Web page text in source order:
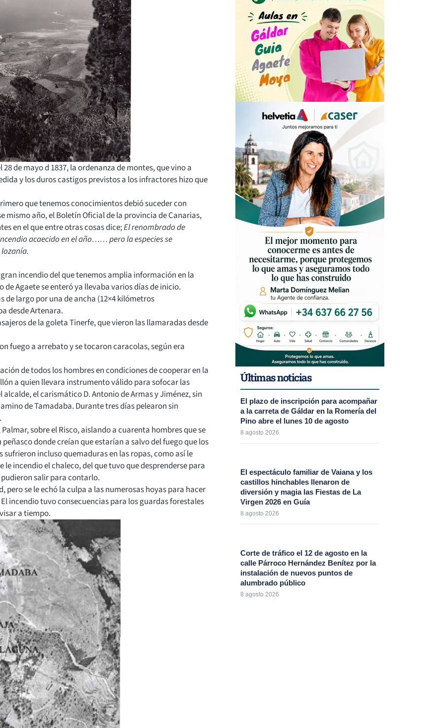
de mayo d 1837, la ordenanza de montes, que vino a
y los duros castigos previstos a los infractores hizo que
que tenemos conocimientos debió suceder con
mismo año, el Boletín Oficial de la provincia de Canarias,
en el que entre otras cosas dice;El renombrado de
acaecido en el año…… pero la especies se
incendio del que tenemos amplia información en la
Agaete se enteró ya llevaba varios días de inicio.
de largo por una de ancha (12×4 kilómetros
desde Artenara.
de la goleta Tinerfe, que vieron las llamaradas desde
fuego a arrebato y se tocaron caracolas, según era
de todos los hombres en condiciones de cooperar en la
a quien llevara instrumento válido para sofocar las
el carismático D. Antonio de Armas y Jiménez, sin
de Tamadaba. Durante tres días pelearon sin
sobre el Risco, aislando a cuarenta hombres que se
donde creían que estarían a salvo del fuego que los
incluso quemaduras en las ropas, como así le
incendio el chaleco, del que tuvo que desprenderse para
salir para contarlo.
pero se le echó la culpa a las numerosas hoyas para hacer
incendio tuvo consecuencias para los guardas forestales
a tiempo.
Últimas noticias
El plazo de inscripción para acompañar
a la carreta de Gáldar en la Romería del
Pino abre el lunes 10 de agosto
8 agosto 2026
El espectáculo familiar de Vaiana y los
castillos hinchables llenaron de
diversión y magia las Fiestas de La
Virgen 2026 en Guía
8 agosto 2026
Corte de tráfico el 12 de agosto en la
calle Párroco Hernández Benítez por la
instalación de nuevos puntos de
alumbrado público
8 agosto 2026